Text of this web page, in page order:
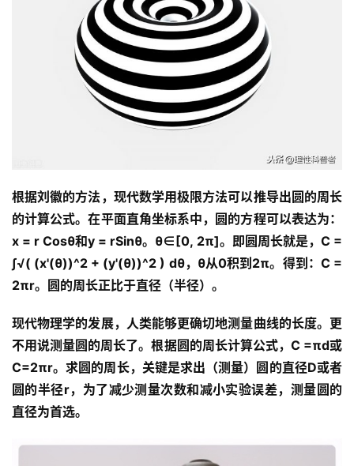
根据刘徽的方法，现代数学用极限方法可以推导出圆的周长
的计算公式。在平面直角坐标系中，圆的方程可以表达为：
x = r Cosθ和y = rSinθ。θ∈[0, 2π]。即圆周长就是，C =
∫√( (x'(θ))^2 + (y'(θ))^2 ) dθ，θ从0积到2π。得到：C =
2πr。圆的周长正比于直径（半径）。
现代物理学的发展，人类能够更确切地测量曲线的长度。更
不用说测量圆的周长了。根据圆的周长计算公式，C =πd或
C=2πr。求圆的周长，关键是求出（测量）圆的直径D或者
圆的半径r，为了减少测量次数和减小实验误差，测量圆的
直径为首选。